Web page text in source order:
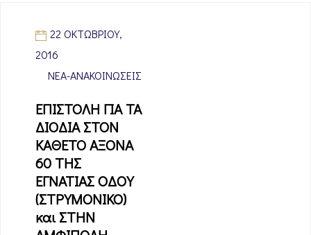
22 ΟΚΤΩΒΡΊΟΥ,
2016
ΝΈΑ-ΑΝΑΚΟΙΝΏΣΕΙΣ
ΕΠΙΣΤΟΛΗ ΓΙΑ ΤΑ
ΔΙΟΔΙΑ ΣΤΟΝ
ΚΑΘΕΤΟ ΑΞΟΝΑ
60 ΤΗΣ
ΕΓΝΑΤΙΑΣ ΟΔΟΥ
(ΣΤΡΥΜΟΝΙΚΟ)
και ΣΤΗΝ